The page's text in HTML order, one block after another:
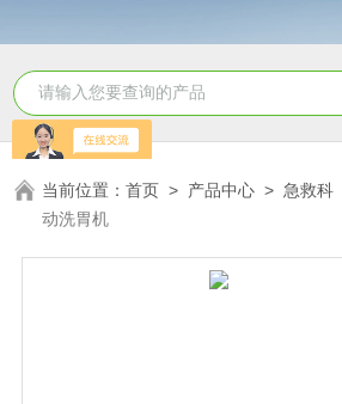
当前位置：首页 > 产品中心 >急救科
动洗胃机